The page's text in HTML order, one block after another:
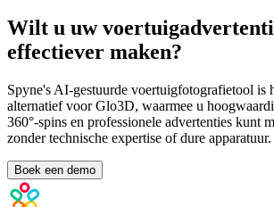
Wilt u uw
effectiever maken?
Spyne's AI-gestuurde voertuigfotografietool is
alternatief voor Glo3D, waarmee u
360°-spins en professionele advertenties kunt
zonder technische expertise of dure apparatuur.
Boek een demo